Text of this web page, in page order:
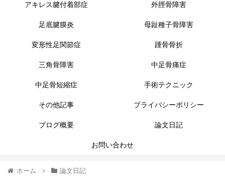
アキレス腱付着部症 外脛骨障害
足底腱膜炎 母趾種子骨障害
変形性足関節症 踵骨骨折
三角骨障害 中足骨痛症
中足骨短縮症 手術テクニック
その他記事 プライバシーポリシー
ブログ概要 論文日記
お問い合わせ
ホーム 論文日記